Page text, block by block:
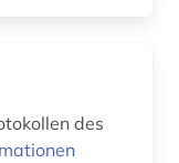
des